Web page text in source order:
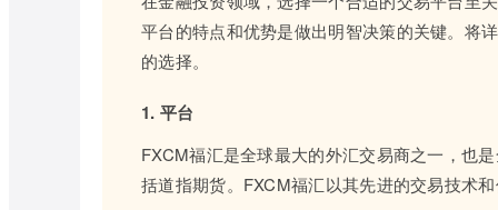
平台的特点和优势是做出明智决策的关键。将
的选择。
1. 平台
FXCM福汇是全球最大的外汇交易商之一，也
括道指期货。FXCM福汇以其先进的交易技术